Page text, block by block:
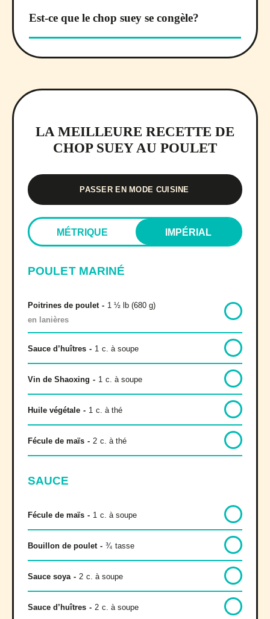
Est-ce que le chop suey se congèle?
LA MEILLEURE RECETTE DE
CHOP SUEY AU POULET
PASSER EN MODE CUISINE
MÉTRIQUE IMPÉRIAL
POULET MARINÉ
Poitrines de poulet - 1 ½ lb (680 g)
en lanières
Sauce d’huîtres - 1 c. à soupe
Vin de Shaoxing - 1 c. à soupe
Huile végétale - 1 c. à thé
Fécule de maïs - 2 c. à thé
SAUCE
Fécule de maïs - 1 c. à soupe
Bouillon de poulet - ¾ tasse
Sauce soya - 2 c. à soupe
Sauce d’huîtres - 2 c. à soupe